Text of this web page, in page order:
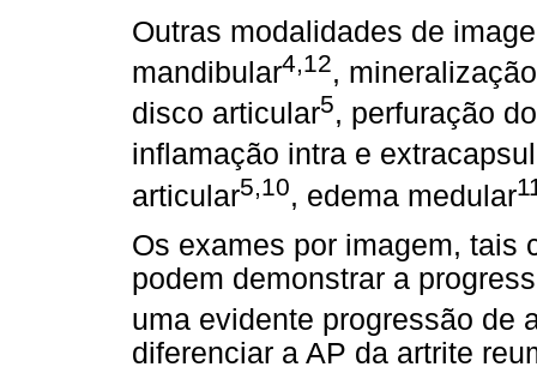
Outras modalidades de
mandibular4,12,
disco articular5, perfuração
inflamação intra e
articular5,10, edema medular
Os exames por imagem, tais
podem demonstrar a
uma evidente progressão de
diferenciar a AP da artrite